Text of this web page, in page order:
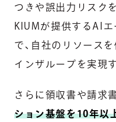
つきや誤出力リスク
KIUMが提供するAI
で、自社のリソース
インザループを実現
さらに領収書や請求
ション基盤を10年以